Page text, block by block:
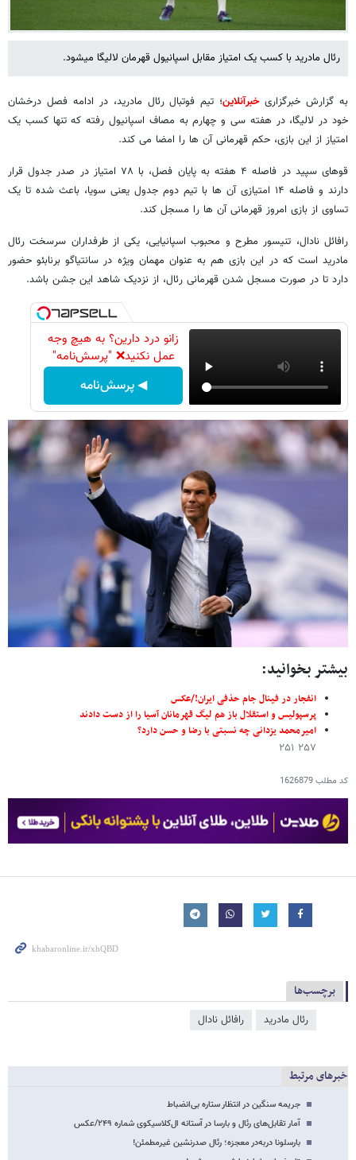
رئال مادرید با کسب یک امتیاز مقابل اسپانیول قهرمان لالیگا می‎شود.
به گزارش خبرگزاریخبرآنلاین؛ تیم فوتبال رئال مادرید، در ادامه فصل درخشان
خود در لالیگا، در هفته سی و چهارم به مصاف اسپانیول رفته که تنها کسب یک
امتیاز از این بازی، حکم قهرمانی آن ها را امضا می کند.
قوهای سپید در فاصله ۴ هفته به پایان فصل، با ۷۸ امتیاز در صدر جدول قرار
دارند و فاصله ۱۴ امتیازی آن ها با تیم دوم جدول یعنی سویا، باعث شده تا یک
تساوی از بازی امروز قهرمانی آن ها را مسجل کند.
رافائل نادال، تنیسور مطرح و محبوب اسپانیایی، یکی از طرفداران سرسخت رئال
مادرید است که در این بازی هم به عنوان مهمان ویژه در سانتیاگو برنابئو حضور
دارد تا در صورت مسجل شدن قهرمانی رئال، از نزدیک شاهد این جشن باشد.
زانو درد دارین؟ به هیچ وجه
عمل نکنید❌ "پرسش‌نامه"
◀ پرسش‌نامه
بیشتر بخوانید:
انفجار در فینال جام حذفی ایران!/عکس
پرسپولیس و استقلال باز هم لیگ قهرمانان آسیا را از دست دادند
امیرمحمد یزدانی چه نسبتی با رضا و حسن دارد؟
۲۵۷ ۲۵۱
کد مطلب1626879
برچسب‌ها
رئال مادرید رافائل نادال
خبرهای مرتبط
جریمه سنگین در انتظار ستاره بی‌انضباط
آمار تقابل‌های رئال و بارسا در آستانه ال‌کلاسیکوی شماره ۲۴۹/عکس
بارسلونا دربه‌در معجزه؛ رئال صدرنشین غیرمطمئن!